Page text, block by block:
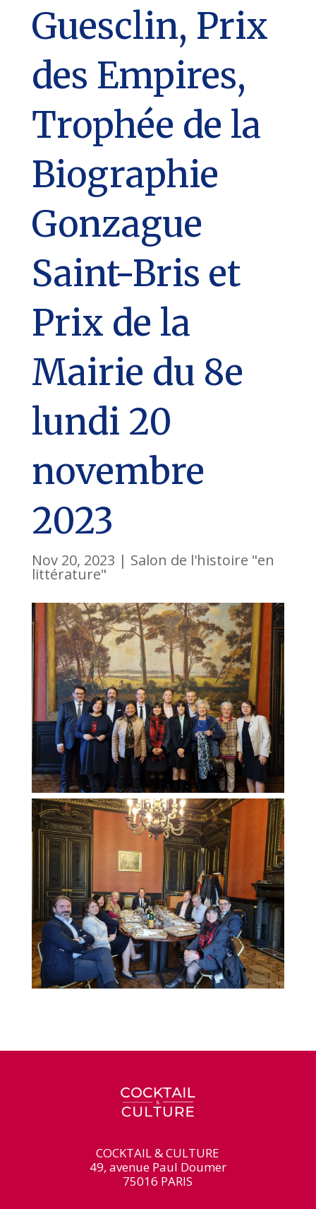
Guesclin, Prix
des Empires,
Trophée de la
Biographie
Gonzague
Saint-Bris et
Prix de la
Mairie du 8e
lundi 20
novembre
2023
Nov 20, 2023 | Salon de l'histoire "en
littérature"
COCKTAIL & CULTURE
49, avenue Paul Doumer
75016 PARIS